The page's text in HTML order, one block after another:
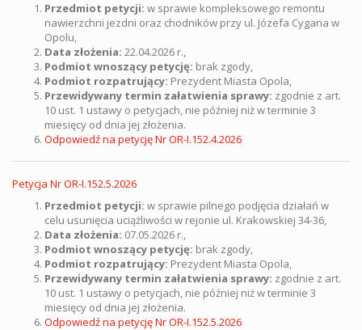
Przedmiot petycji: w sprawie kompleksowego remontu
nawierzchni jezdni oraz chodników przy ul. Józefa Cygana w
Opolu,
Data złożenia: 22.04.2026 r.,
Podmiot wnoszący petycję: brak zgody,
Podmiot rozpatrujący: Prezydent Miasta Opola,
Przewidywany termin załatwienia sprawy: zgodnie z art.
10 ust. 1 ustawy o petycjach, nie później niż w terminie 3
miesięcy od dnia jej złożenia.
Odpowiedź na petycję Nr OR-I.152.4.2026
Petycja Nr OR-I.152.5.2026
Przedmiot petycji: w sprawie pilnego podjęcia działań w
celu usunięcia uciążliwości w rejonie ul. Krakowskiej 34-36,
Data złożenia: 07.05.2026 r.,
Podmiot wnoszący petycję: brak zgody,
Podmiot rozpatrujący: Prezydent Miasta Opola,
Przewidywany termin załatwienia sprawy: zgodnie z art.
10 ust. 1 ustawy o petycjach, nie później niż w terminie 3
miesięcy od dnia jej złożenia.
Odpowiedź na petycję Nr OR-I.152.5.2026